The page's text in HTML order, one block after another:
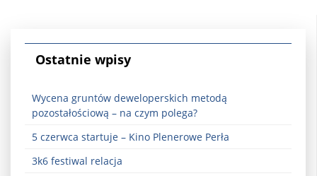
Ostatnie wpisy
Wycena gruntów deweloperskich metodą
pozostałościową – na czym polega?
5 czerwca startuje – Kino Plenerowe Perła
3k6 festiwal relacja